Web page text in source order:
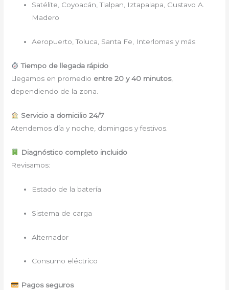
Satélite, Coyoacán, Tlalpan, Iztapalapa, Gustavo A.
Madero
Aeropuerto, Toluca, Santa Fe, Interlomas y más
Tiempo de llegada rápido
Llegamos en promedio entre 20 y 40 minutos,
dependiendo de la zona.
Servicio a domicilio 24/7
Atendemos día y noche, domingos y festivos.
Diagnóstico completo incluido
Revisamos:
Estado de la batería
Sistema de carga
Alternador
Consumo eléctrico
Pagos seguros